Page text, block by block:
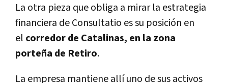
La otra pieza que obliga a mirar la estrategia
financiera de Consultatio es su posición en
el corredor de Catalinas, en la zona
porteña de Retiro.
La empresa mantiene allí uno de sus activos